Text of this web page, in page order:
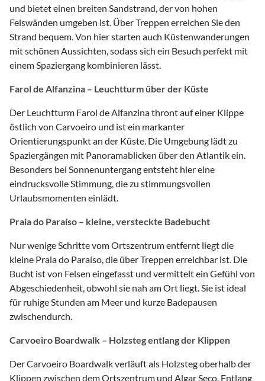
und bietet einen breiten Sandstrand, der von hohen
Felswänden umgeben ist. Über Treppen erreichen Sie den
Strand bequem. Von hier starten auch Küstenwanderungen
mit schönen Aussichten, sodass sich ein Besuch perfekt mit
einem Spaziergang kombinieren lässt.
Farol de Alfanzina – Leuchtturm über der Küste
Der Leuchtturm Farol de Alfanzina thront auf einer Klippe
östlich von Carvoeiro und ist ein markanter
Orientierungspunkt an der Küste. Die Umgebung lädt zu
Spaziergängen mit Panoramablicken über den Atlantik ein.
Besonders bei Sonnenuntergang entsteht hier eine
eindrucksvolle Stimmung, die zu stimmungsvollen
Urlaubsmomenten einlädt.
Praia do Paraíso – kleine, versteckte Badebucht
Nur wenige Schritte vom Ortszentrum entfernt liegt die
kleine Praia do Paraíso, die über Treppen erreichbar ist. Die
Bucht ist von Felsen eingefasst und vermittelt ein Gefühl von
Abgeschiedenheit, obwohl sie nah am Ort liegt. Sie ist ideal
für ruhige Stunden am Meer und kurze Badepausen
zwischendurch.
Carvoeiro Boardwalk – Holzsteg entlang der Klippen
Der Carvoeiro Boardwalk verläuft als Holzsteg oberhalb der
Klippen zwischen dem Ortszentrum und Algar Seco. Entlang